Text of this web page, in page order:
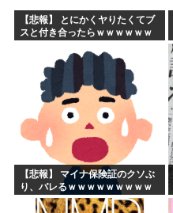
【悲報】 とにかくヤりたくてブ
スと付き合ったらｗｗｗｗｗｗ
【悲報】 マイナ保険証のクソぶ
り、バレるｗｗｗｗｗｗｗｗｗ